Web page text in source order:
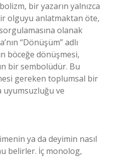
bir yazarın yalnızca
olguyu anlatmaktan öte,
olanak
“Dönüşüm” adlı
böceğe dönüşmesi,
bir sembolüdür. Bu
gereken toplumsal bir
ve
ya da deyimin nasıl
belirler. İç monolog,